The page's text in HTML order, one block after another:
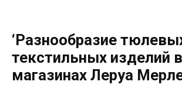
‘Разнообразие
текстильных изделий в
магазинах Леруа